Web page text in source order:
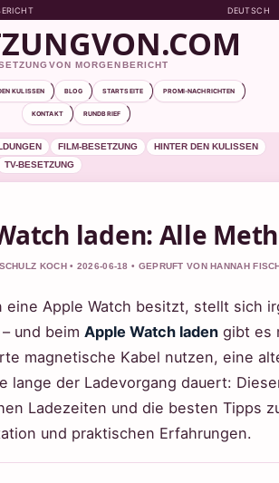
DEUTSCH
MORGENBERICHT
KULISSEN BLOG STARTSEITE PROMI-NACHRICHTEN
KONTAKT RUNDBRIEF
FILM-BESETZUNG
HINTER DEN KULISSEN
TV-BESETZUNG
laden: Alle
KOCH • 2026-06-18 • GEPRUFT VON HANNAH
eine Apple Watch besitzt, stellt sich
und beim Apple Watch laden gibt es
magnetische Kabel nutzen, eine
lange der Ladevorgang dauert:
Ladezeiten und die besten Tipps
und praktischen Erfahrungen.